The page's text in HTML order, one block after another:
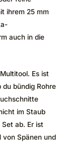
ihrem 25 mm
auch in die
Es ist
du bündig Rohre
im Staub
ab. Er ist
von Spänen und